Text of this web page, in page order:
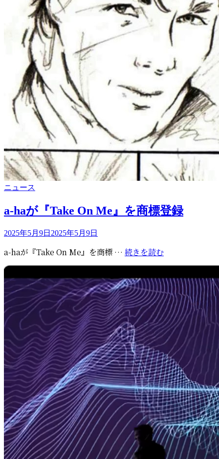
が
カ
ゴ
リ
ー
ニュース
a-haが『Take On Me』を商標登録
投
日:
2025年5月9日 2025年5月9日
a-haが『Take On Me』を商標 … 続きを読む
ha
『Take
On
Me』
を
商
標
登
録